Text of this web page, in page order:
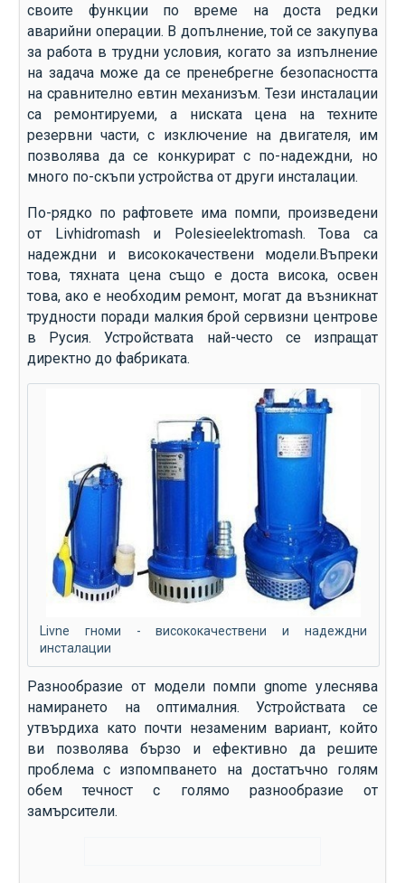
своите функции по време на доста редки
аварийни операции. В допълнение, той се закупува
за работа в трудни условия, когато за изпълнение
на задача може да се пренебрегне безопасността
на сравнително евтин механизъм. Тези инсталации
са ремонтируеми, а ниската цена на техните
резервни части, с изключение на двигателя, им
позволява да се конкурират с по-надеждни, но
много по-скъпи устройства от други инсталации.
По-рядко по рафтовете има помпи, произведени
от Livhidromash и Polesieelektromash. Това са
надеждни и висококачествени модели.Въпреки
това, тяхната цена също е доста висока, освен
това, ако е необходим ремонт, могат да възникнат
трудности поради малкия брой сервизни центрове
в Русия. Устройствата най-често се изпращат
директно до фабриката.
Livne гноми - висококачествени и надеждни
инсталации
Разнообразие от модели помпи gnome улеснява
намирането на оптималния. Устройствата се
утвърдиха като почти незаменим вариант, който
ви позволява бързо и ефективно да решите
проблема с изпомпването на достатъчно голям
обем течност с голямо разнообразие от
замърсители.